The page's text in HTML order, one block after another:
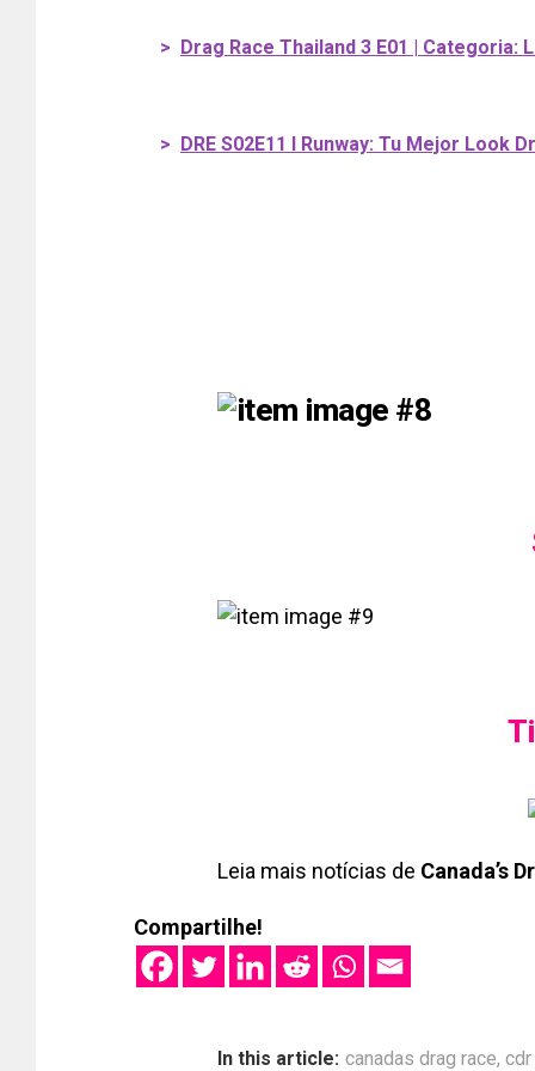
> Drag Race Thailand 3 E01 | Categoria:
> DRE S02E11 I Runway: Tu Mejor Look
Leia mais notícias de Canada’s
Compartilhe!
In this article: canadas drag race,